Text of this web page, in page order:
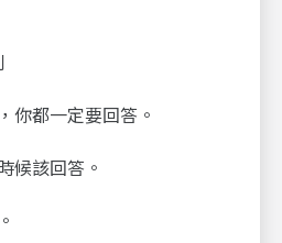
你都一定要回答。
候該回答。